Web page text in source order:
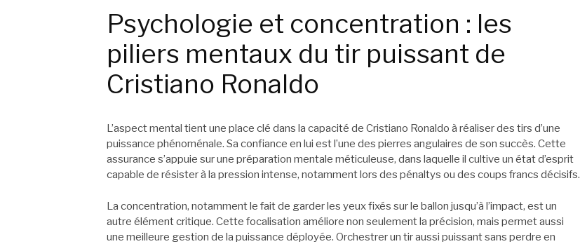
Psychologie et concentration : les
piliers mentaux du tir puissant de
Cristiano Ronaldo
L’aspect mental tient une place clé dans la capacité de Cristiano Ronaldo à réaliser des tirs d’une
puissance phénoménale. Sa confiance en lui est l’une des pierres angulaires de son succès. Cette
assurance s’appuie sur une préparation mentale méticuleuse, dans laquelle il cultive un état d’esprit
capable de résister à la pression intense, notamment lors des pénaltys ou des coups francs décisifs.
La concentration, notamment le fait de garder les yeux fixés sur le ballon jusqu’à l’impact, est un
autre élément critique. Cette focalisation améliore non seulement la précision, mais permet aussi
une meilleure gestion de la puissance déployée. Orchestrer un tir aussi puissant sans perdre en